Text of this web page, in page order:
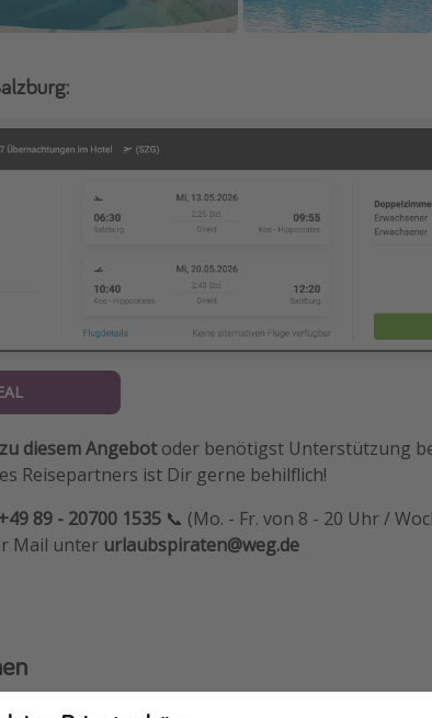
diesem Angebotoder benötigst Unterstützung
Reisepartners ist Dir gerne behilflich!
+49 89 - 20700 1535 📞 (Mo. - Fr. von 8 - 20 Uhr /
Mail unter urlaubspiraten@weg.de